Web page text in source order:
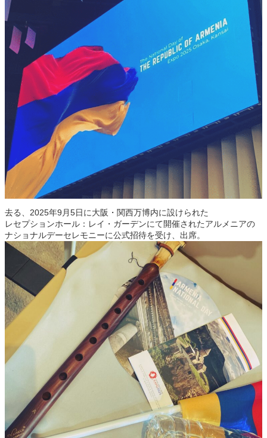
去る、2025年9月5日に大阪・関西万博内に設けられた
レセプションホール：レイ・ガーデンにて開催されたアルメニアの
ナショナルデーセレモニーに公式招待を受け、出席。